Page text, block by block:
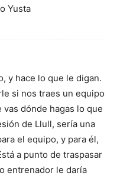
Yusta
y hace lo que le digan.
si nos traes un equipo
dónde hagas lo que
de Llull, sería una
el equipo, y para él,
a punto de traspasar
entrenador le daría